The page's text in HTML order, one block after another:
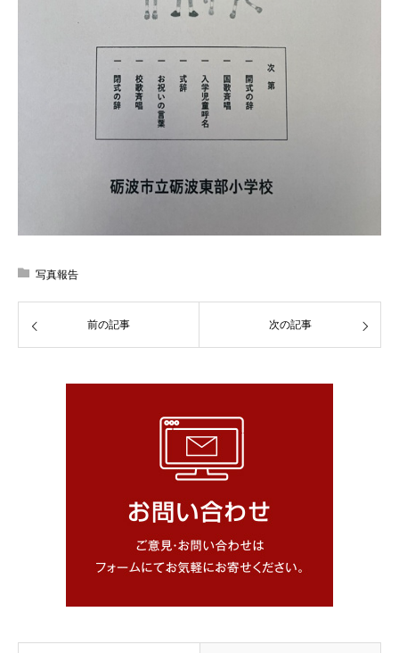
写真報告
前の記事 次の記事